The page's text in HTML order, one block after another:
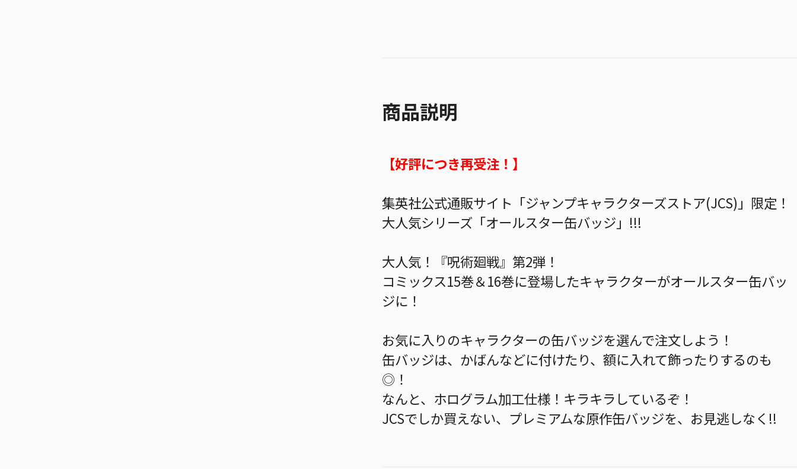
商品説明
【好評につき再受注！】
集英社公式通販サイト「ジャンプキャラクターズストア(JCS)」限定！
大人気シリーズ「オールスター缶バッジ」!!!
大人気！『呪術廻戦』第2弾！
コミックス15巻＆16巻に登場したキャラクターがオールスター缶バッ
ジに！
お気に入りのキャラクターの缶バッジを選んで注文しよう！
缶バッジは、かばんなどに付けたり、額に入れて飾ったりするのも
◎！
なんと、ホログラム加工仕様！キラキラしているぞ！
JCSでしか買えない、プレミアムな原作缶バッジを、お見逃しなく!!